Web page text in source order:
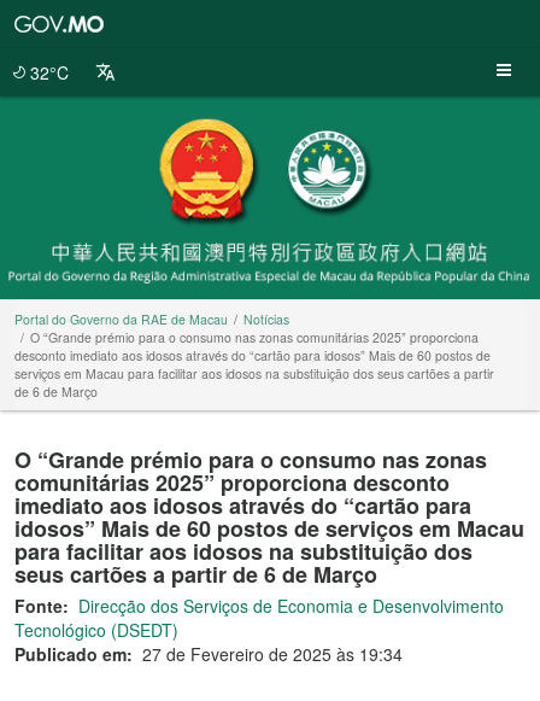
32°C
Portal do Governo da RAE de Macau
Notícias
O “Grande prémio para o consumo nas zonas comunitárias 2025” proporciona
desconto imediato aos idosos através do “cartão para idosos” Mais de 60 postos de
serviços em Macau para facilitar aos idosos na substituição dos seus cartões a partir
de 6 de Março
O “Grande prémio para o consumo nas zonas
comunitárias 2025” proporciona desconto
imediato aos idosos através do “cartão para
idosos” Mais de 60 postos de serviços em Macau
para facilitar aos idosos na substituição dos
seus cartões a partir de 6 de Março
Fonte: Direcção dos Serviços de Economia e Desenvolvimento
Tecnológico (DSEDT)
Publicado em: 27 de Fevereiro de 2025 às 19:34